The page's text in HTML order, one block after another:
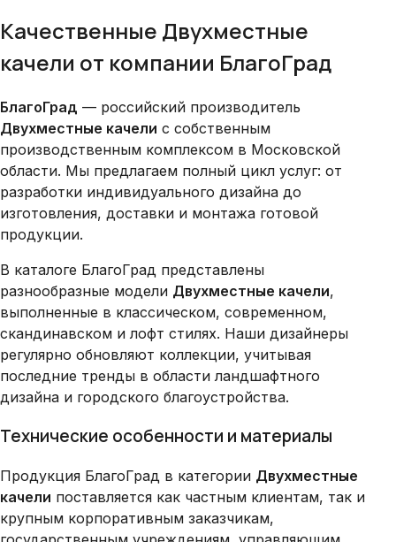
Качественные Двухместные
качели от компании БлагоГрад
БлагоГрад — российский производитель
Двухместные качели с собственным
производственным комплексом в Московской
области. Мы предлагаем полный цикл услуг: от
разработки индивидуального дизайна до
изготовления, доставки и монтажа готовой
продукции.
В каталоге БлагоГрад представлены
разнообразные модели Двухместные качели,
выполненные в классическом, современном,
скандинавском и лофт стилях. Наши дизайнеры
регулярно обновляют коллекции, учитывая
последние тренды в области ландшафтного
дизайна и городского благоустройства.
Технические особенности и материалы
Продукция БлагоГрад в категории Двухместные
качели поставляется как частным клиентам, так и
крупным корпоративным заказчикам,